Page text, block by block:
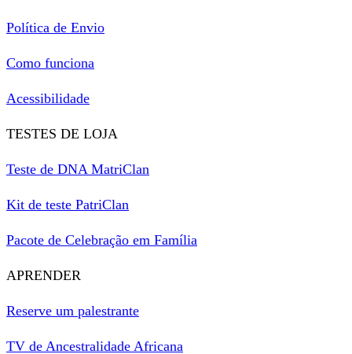
Política de Envio
Como funciona
Acessibilidade
TESTES DE LOJA
Teste de DNA MatriClan
Kit de teste PatriClan
Pacote de Celebração em Família
APRENDER
Reserve um palestrante
TV de Ancestralidade Africana